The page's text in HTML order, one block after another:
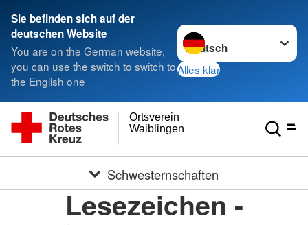
Sie befinden sich auf der
deutschen Website
You are on the German website,
you can use the switch to switch to
the English one
Sprache wechseln zu
Alles klar
Waiblingen
Ortsverein
Schwesternschaften
Lesezeichen -